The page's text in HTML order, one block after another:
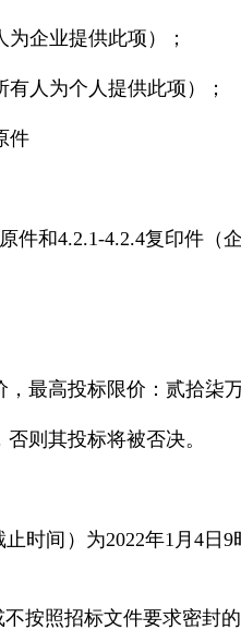
企业提供此项）；
人为个人提供此项）；
件
件和4.2.1-4.2.4复印件（
最高投标限价：贰拾柒
则其投标将被否决。
时间）为2022年1月4日
按照招标文件要求密封